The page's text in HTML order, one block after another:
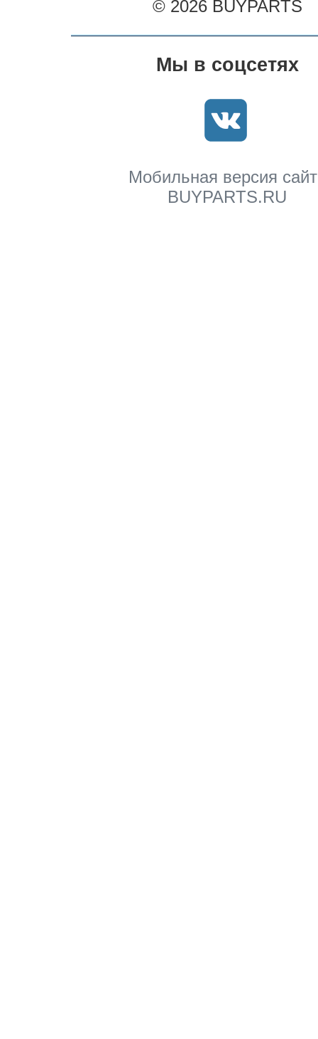
© 2026 BUYPARTS
Мы в соцсетях
Мобильная версия
BUYPARTS.RU